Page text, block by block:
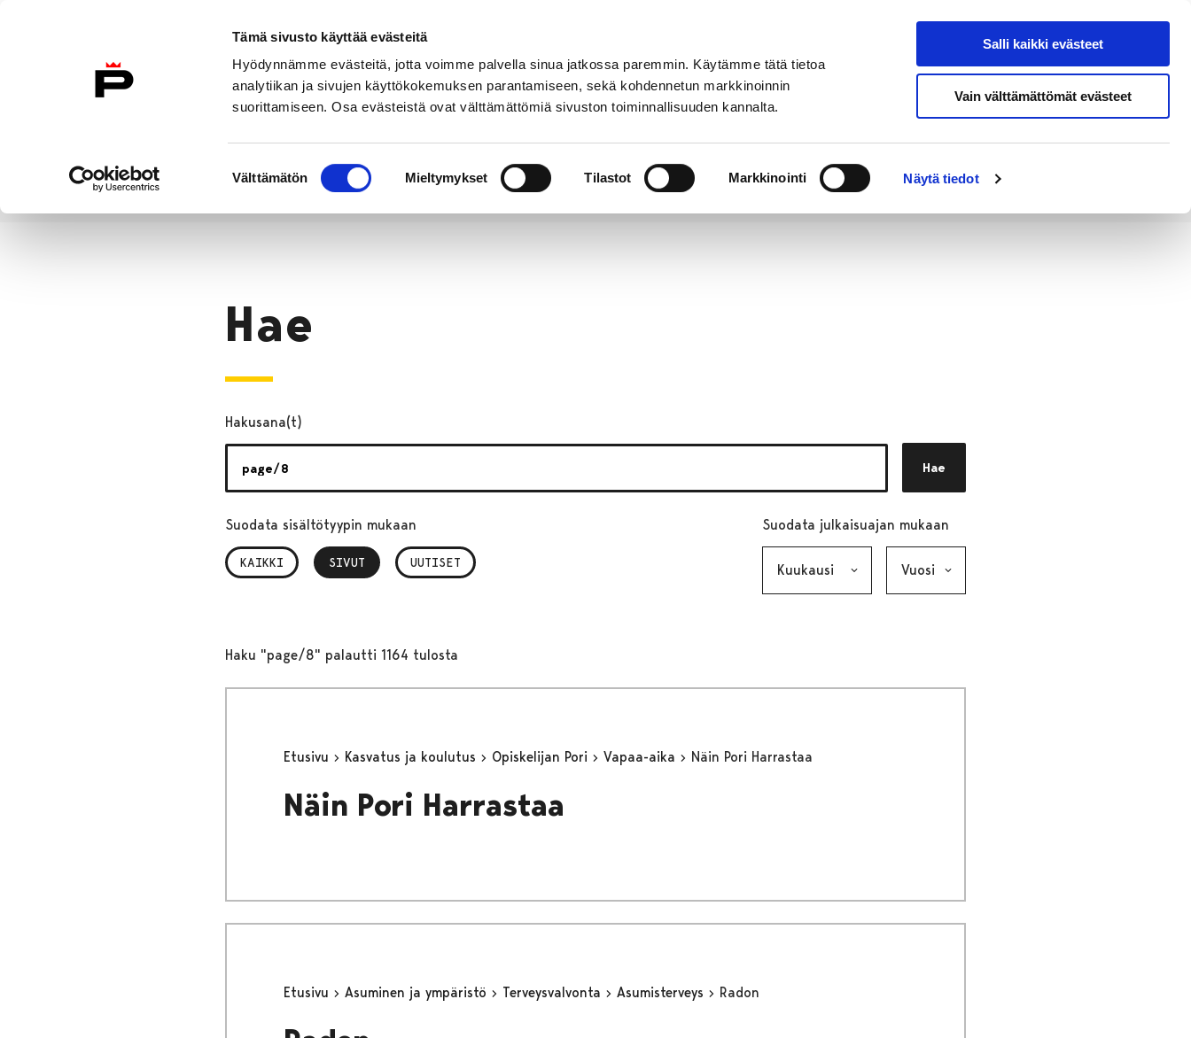
Tämä sivusto käyttää evästeitä
Hyödynnämme evästeitä, jotta voimme palvella sinua jatkossa paremmin. Käytämme tätä tietoa
analytiikan ja sivujen käyttökokemuksen parantamiseen, sekä kohdennetun markkinoinnin
suorittamiseen. Osa evästeistä ovat välttämättömiä sivuston toiminnallisuuden kannalta.
valinta
Välttämätön Mieltymykset Tilastot Markkinointi Näytä tiedot
Salli kaikki evästeet
Vain välttämättömät evästeet
Etusivulle
Hae sivustolta
Etusivu
Hae
Hakusana(t)
Hae
Suodata sisältötyypin mukaan
KAIKKI SIVUT
, VALITTU UUTISET
Suodata julkaisuajan mukaan
Haku "page/8" palautti 1164 tulosta
Etusivu Kasvatus ja koulutus Opiskelijan Pori Vapaa-aika Näin Pori Harrastaa
Näin Pori Harrastaa
Etusivu Asuminen ja ympäristö Terveysvalvonta Asumisterveys Radon